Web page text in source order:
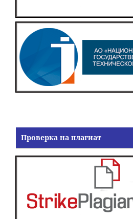
Проверка на плагиат